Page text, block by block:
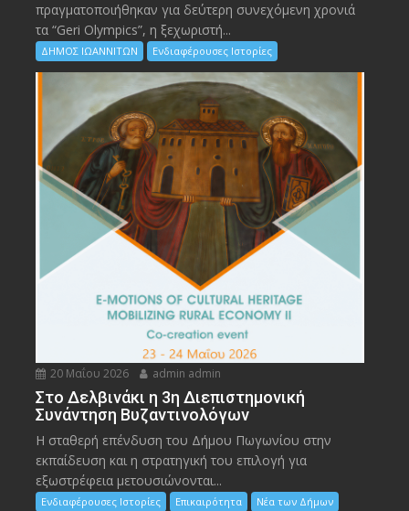
πραγματοποιήθηκαν για δεύτερη συνεχόμενη χρονιά
τα “Geri Olympics”, η ξεχωριστή...
ΔΗΜΟΣ ΙΩΑΝΝΙΤΩΝ Ενδιαφέρουσες Ιστορίες
20 Μαΐου 2026 admin admin
Στο Δελβινάκι η 3η Διεπιστημονική
Συνάντηση Βυζαντινολόγων
Η σταθερή επένδυση του Δήμου Πωγωνίου στην
εκπαίδευση και η στρατηγική του επιλογή για
εξωστρέφεια μετουσιώνονται...
Ενδιαφέρουσες Ιστορίες Επικαιρότητα Νέα των Δήμων